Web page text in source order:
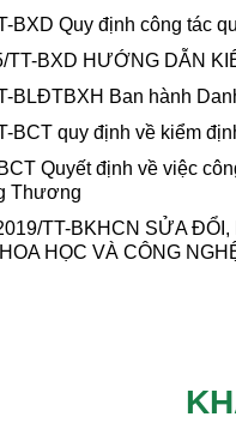
BXD Quy định công tác
TT-BXD HƯỚNG DẪN
BLĐTBXH Ban hành
BCT quy định về kiểm
Quyết định về việc
Thương
TT-BKHCN SỬA
HỌC VÀ CÔNG